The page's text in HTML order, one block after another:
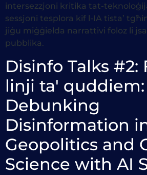
intersezzjoni kritika tat-
sessjoni tesplora kif l-IA tista’
jiġu miġġielda narrattivi foloz li
pubblika.
Disinfo Talks #2:
linji ta' quddiem:
Debunking
Disinformation
Geopolitics and
Science with AI